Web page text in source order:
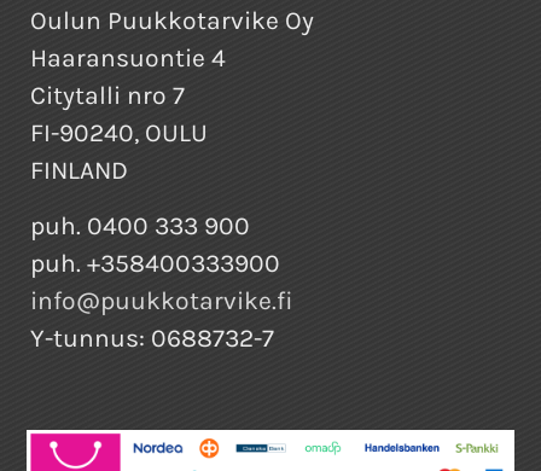
Oulun Puukkotarvike Oy
Haaransuontie 4
Citytalli nro 7
FI-90240, OULU
FINLAND
puh. 0400 333 900
puh. +358400333900
info@puukkotarvike.fi
Y-tunnus: 0688732-7